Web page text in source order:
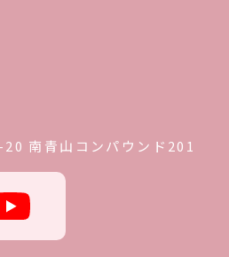
南青山コンパウンド201